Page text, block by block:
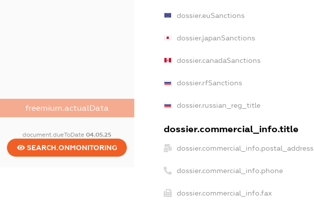
freemium.actualData
document.dueToDate04.05.25
SEARCH.ONMONITORING
dossier.euSanctions
dossier.japanSanctions
dossier.canadaSanctions
dossier.rfSanctions
dossier.russian_reg_title
dossier.commercial_info.title
dossier.commercial_info.postal_address
dossier.commercial_info.phone
dossier.commercial_info.fax